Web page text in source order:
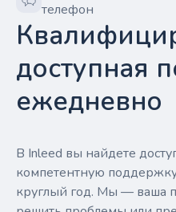
телефон
доступная
ежедневно
В Inleed вы найдете
компетентную
круглый год. Мы — ваша